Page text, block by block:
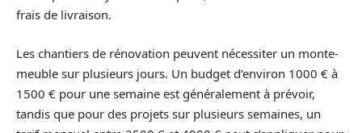
frais de livraison.
Les chantiers de rénovation peuvent nécessiter un monte-
meuble sur plusieurs jours. Un budget d’environ 1000 € à
1500 € pour une semaine est généralement à prévoir,
tandis que pour des projets sur plusieurs semaines, un